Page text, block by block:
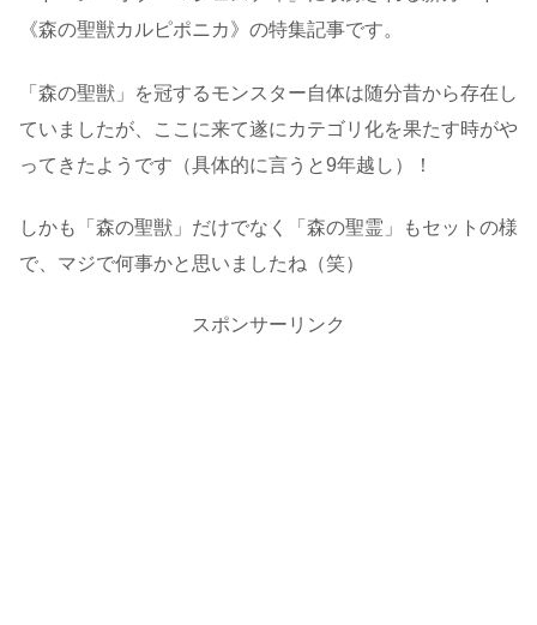
《森の聖獣カルピポニカ》の特集記事です。
「森の聖獣」を冠するモンスター自体は随分昔から存在し
ていましたが、ここに来て遂にカテゴリ化を果たす時がや
ってきたようです（具体的に言うと9年越し）！
しかも「森の聖獣」だけでなく「森の聖霊」もセットの様
で、マジで何事かと思いましたね（笑）
スポンサーリンク